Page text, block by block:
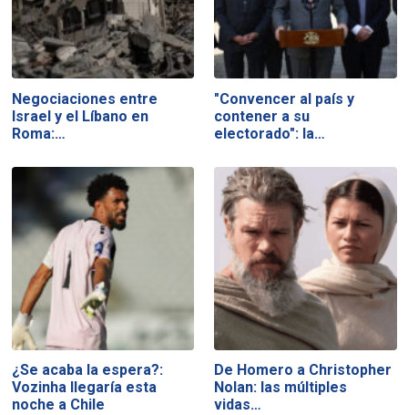
Negociaciones entre
Israel y el Líbano en
Roma:…
"Convencer al país y
contener a su
electorado": la…
¿Se acaba la espera?:
Vozinha llegaría esta
noche a Chile
De Homero a Christopher
Nolan: las múltiples
vidas…